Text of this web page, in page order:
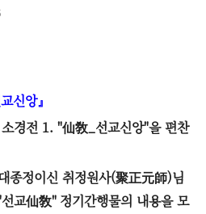
신앙』
경전 1. "仙敎_선교신앙"을 편찬
종정이신 취정원사(聚正元師)님
교仙敎" 정기간행물의 내용을 모